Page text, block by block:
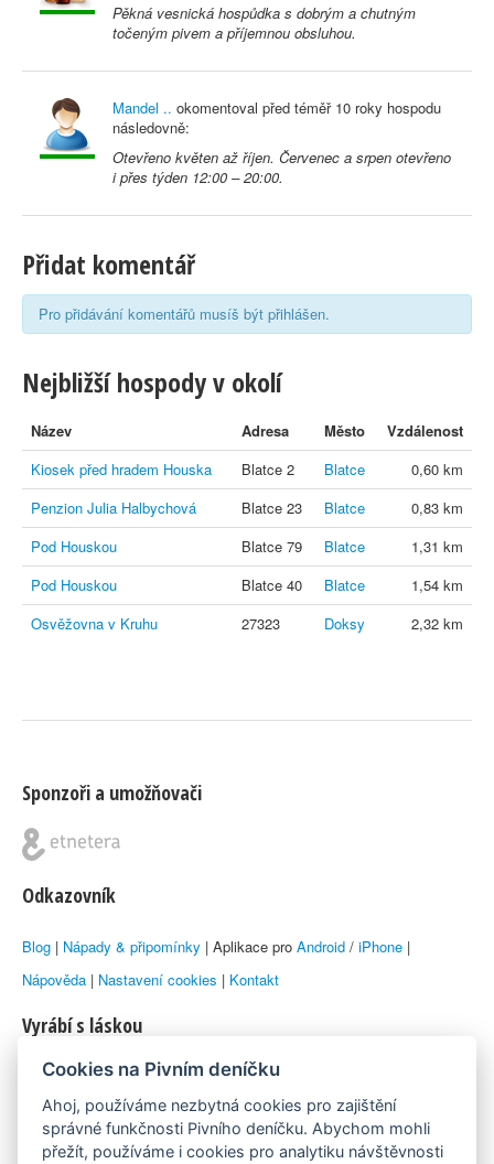
Pěkná vesnická hospůdka s dobrým a chutným
točeným pivem a příjemnou obsluhou.
Mandel .. okomentoval před téměř 10 roky hospodu
následovně:
Otevřeno květen až říjen. Červenec a srpen otevřeno
i přes týden 12:00 – 20:00.
Přidat komentář
Pro přidávání komentářů musíš být přihlášen.
Nejbližší hospody v okolí
Název Adresa Město
Vzdálenost
Kiosek před hradem Houska
Blatce 2 Blatce
0,60 km
Penzion Julia Halbychová
Blatce 23 Blatce
0,83 km
Pod Houskou
Blatce 79 Blatce
1,31 km
Pod Houskou
Blatce 40 Blatce
1,54 km
Osvěžovna v Kruhu
27323 Doksy 2,32 km
Sponzoři a umožňovači
Odkazovník
Blog | Nápady & připomínky | Aplikace pro Android / iPhone |
Nápověda | Nastavení cookies | Kontakt
Vyrábí s láskou
© 2010–2026 byLukáš Zemanaka Emka
Máme rádi
Cookies na Pivním deníčku
Ahoj, používáme nezbytná cookies pro zajištění
správné funkčnosti Pivního deníčku. Abychom mohli
přežít, používáme i cookies pro analytiku návštěvnosti